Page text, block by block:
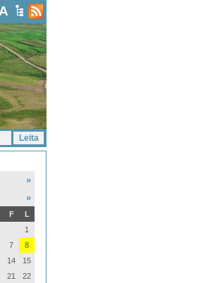
A
»
»
F
L
1
7
8
14
15
21
22